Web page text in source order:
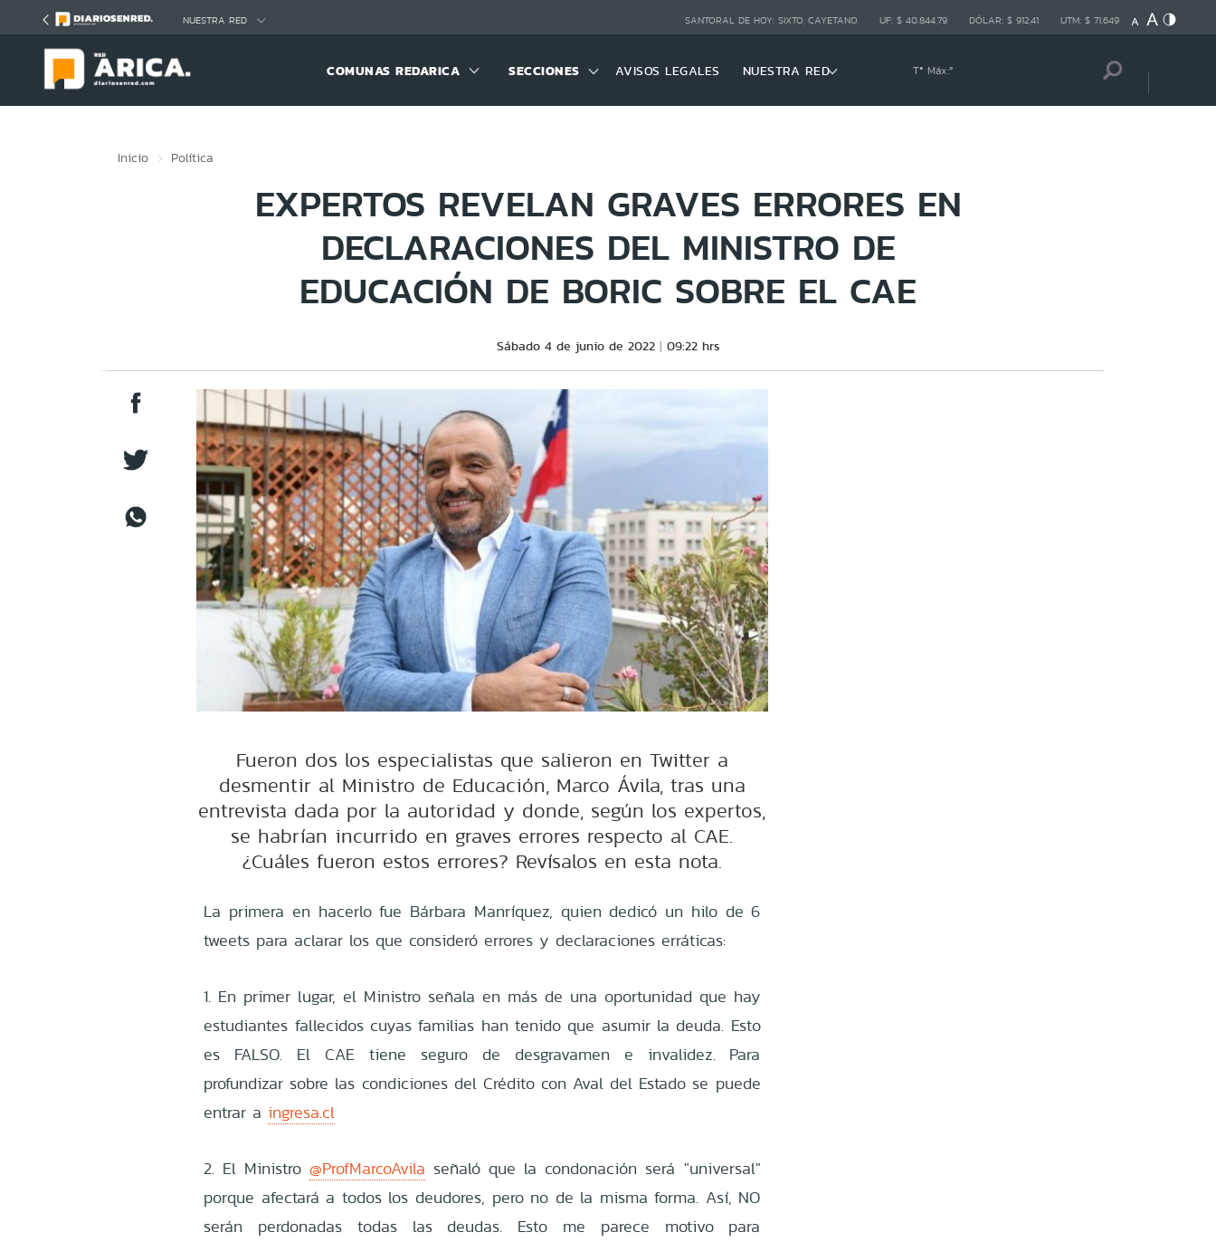
NUESTRA RED SANTORAL DE HOY: SIXTO, CAYETANO UF: $ 40.844,79 DÓLAR: $ 912,41 UTM: $ 71.649
COMUNAS REDARICA SECCIONES AVISOS LEGALES NUESTRA RED Tª Máx:º
Inicio Política
EXPERTOS REVELAN GRAVES ERRORES EN
DECLARACIONES DEL MINISTRO DE
EDUCACIÓN DE BORIC SOBRE EL CAE
Sábado 4 de junio de 2022 09:22 hrs
Fueron dos los especialistas que salieron en Twitter a
desmentir al Ministro de Educación, Marco Ávila, tras una
entrevista dada por la autoridad y donde, según los expertos,
se habrían incurrido en graves errores respecto al CAE.
¿Cuáles fueron estos errores? Revísalos en esta nota.
La primera en hacerlo fue Bárbara Manríquez, quien dedicó un hilo de 6
tweets para aclarar los que consideró errores y declaraciones erráticas:
1. En primer lugar, el Ministro señala en más de una oportunidad que hay
estudiantes fallecidos cuyas familias han tenido que asumir la deuda. Esto
es FALSO. El CAE tiene seguro de desgravamen e invalidez. Para
profundizar sobre las condiciones del Crédito con Aval del Estado se puede
entrar a ingresa.cl
2. El Ministro @ProfMarcoAvila señaló que la condonación será "universal"
porque afectará a todos los deudores, pero no de la misma forma. Así, NO
serán perdonadas todas las deudas. Esto me parece motivo para